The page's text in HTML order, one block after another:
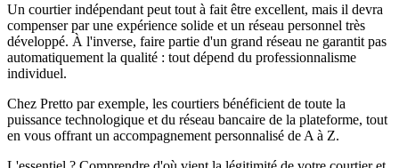
Un courtier indépendant peut tout à fait être excellent, mais il devra
compenser par une expérience solide et un réseau personnel très
développé. À l'inverse, faire partie d'un grand réseau ne garantit pas
automatiquement la qualité : tout dépend du professionnalisme
individuel.
Chez Pretto par exemple, les courtiers bénéficient de toute la
puissance technologique et du réseau bancaire de la plateforme, tout
en vous offrant un accompagnement personnalisé de A à Z.